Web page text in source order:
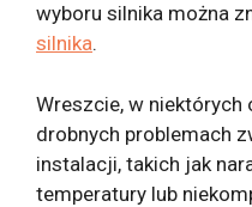
wyboru silnika można
silnika.
Wreszcie, w niektórych
drobnych problemach
instalacji, takich jak
temperatury lub